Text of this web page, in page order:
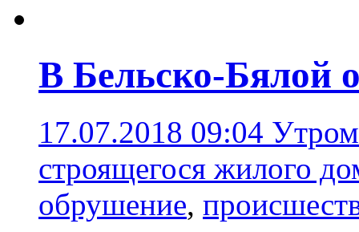
В Бельско-Бялой
17.07.2018 09:04
строящегося жилого
обрушение,